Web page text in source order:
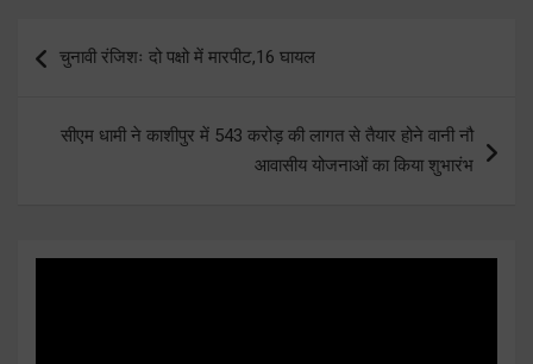
navigation
चुनावी रंजिशः दो पक्षो में मारपीट,16 घायल
सीएम धामी ने काशीपुर में 543 करोड़ की लागत से तैयार होने वानी नौ
आवासीय योजनाओं का किया शुभारंभ